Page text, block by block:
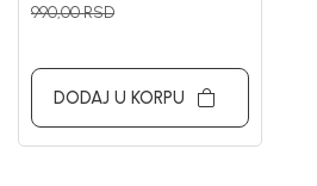
990,00RSD
DODAJ U KORPU